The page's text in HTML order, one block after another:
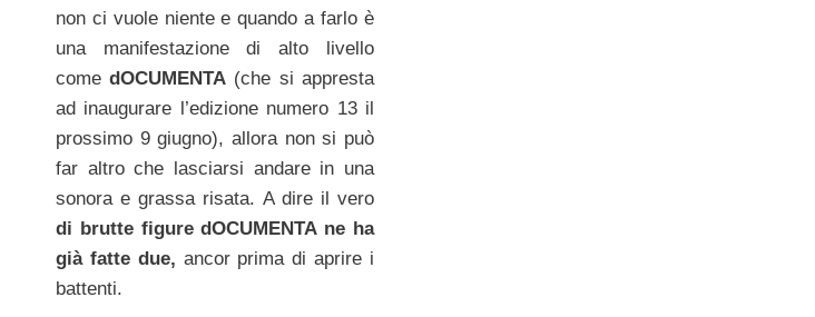
non ci vuole niente e quando a farlo è
una manifestazione di alto livello
comedOCUMENTA (che si appresta
ad inaugurare l’edizione numero 13 il
prossimo 9 giugno), allora non si può
far altro che lasciarsi andare in una
sonora e grassa risata. A dire il vero
di brutte figure dOCUMENTA ne ha
già fatte due, ancor prima di aprire i
battenti.